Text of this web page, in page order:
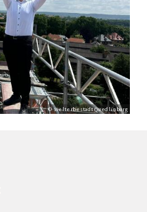
© Welterbestadt Quedlinburg